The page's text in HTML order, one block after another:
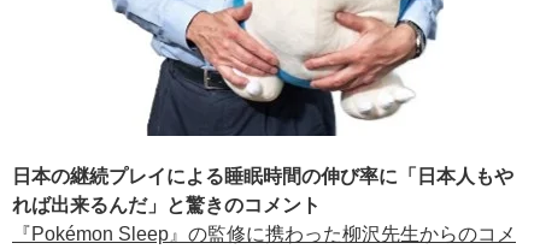
日本の継続プレイによる睡眠時間の伸び率に「日本人もや
れば出来るんだ」と驚きのコメント
『Pokémon Sleep』の監修に携わった柳沢先生からのコメ